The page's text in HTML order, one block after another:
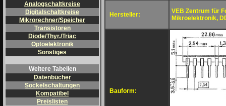
Analogschaltkreise
Digitalschaltkreise
Mikrorechner/Speicher
Transistoren
Diode/Thyr./Triac
Optoelektronik
Sonstiges
Weitere Tabellen
Datenbücher
Sockelschaltungen
Kompatibel
Preislisten
Hersteller:
VEB Zentrum für
Mikroelektronik,
Bauform: